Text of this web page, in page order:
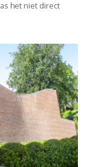
het niet direct